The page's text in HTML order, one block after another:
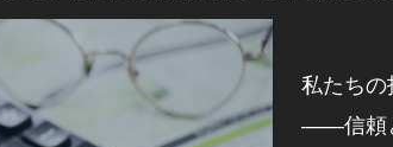
当グルー
ます。
どまらず、ご自身のビジョンと能力を具現化し
です。
を、日本から始めてみませんか。
私たちの
――信頼